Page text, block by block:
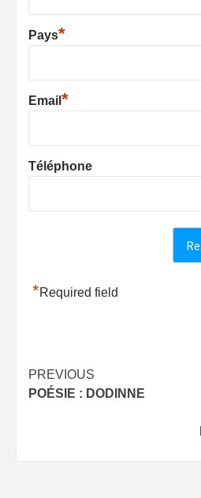
Pays*
Email *
Téléphone
*Required field
Post
navigation
PREVIOUS
POÉSIE : DODINNE